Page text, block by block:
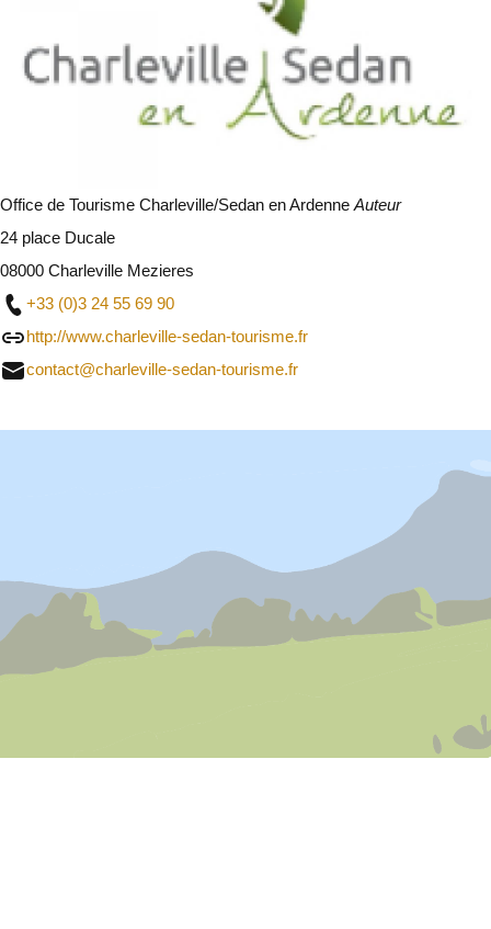
Office de Tourisme Charleville/Sedan en Ardenne Auteur
24 place Ducale
08000 Charleville Mezieres
+33 (0)3 24 55 69 90
http://www.charleville-sedan-tourisme.fr
contact@charleville-sedan-tourisme.fr